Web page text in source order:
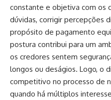
constante e objetiva com os
dúvidas, corrigir percepções
propósito de pagamento
postura contribui para um
os credores sentem
longos ou deságios. Logo, o
competitivo no processo de
quando há múltiplos